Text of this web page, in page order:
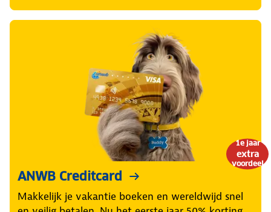
1e jaar
extra
voordeel
ANWB Creditcard
Makkelijk je vakantie boeken en wereldwijd snel